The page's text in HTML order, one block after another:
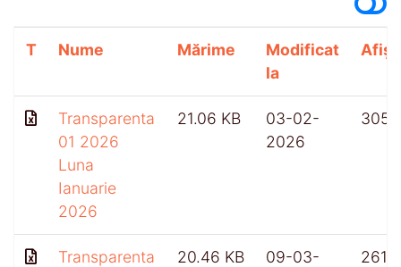
T Nume Mărime
Modificat
la
Transparenta
01 2026
Luna
Ianuarie
2026
21.06 KB
03-02-
2026
305
Transparenta
20.46 KB
09-03-
261